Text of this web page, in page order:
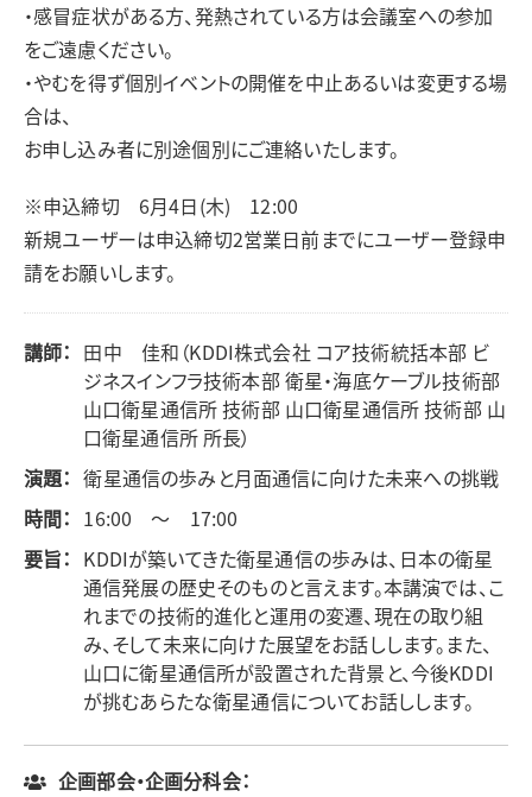
・感冒症状がある方、発熱されている方は会議室への参加
をご遠慮ください。
・やむを得ず個別イベントの開催を中止あるいは変更する場
合は、
お申し込み者に別途個別にご連絡いたします。
※申込締切 6月4日(木) 12:00
新規ユーザーは申込締切2営業日前までにユーザー登録申
請をお願いします。
講師： 田中 佳和（KDDI株式会社 コア技術統括本部 ビ
ジネスインフラ技術本部 衛星・海底ケーブル技術部
山口衛星通信所 技術部 山口衛星通信所 技術部 山
口衛星通信所 所長）
演題： 衛星通信の歩みと月面通信に向けた未来への挑戦
時間： 16:00 ～ 17:00
要旨： KDDIが築いてきた衛星通信の歩みは、日本の衛星
通信発展の歴史そのものと言えます。本講演では、こ
れまでの技術的進化と運用の変遷、現在の取り組
み、そして未来に向けた展望をお話しします。また、
山口に衛星通信所が設置された背景と、今後KDDI
が挑むあらたな衛星通信についてお話しします。
企画部会・企画分科会：